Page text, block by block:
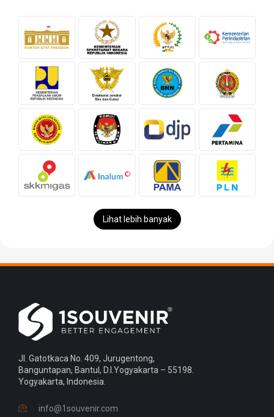
Lihat lebih banyak
Jl. Gatotkaca No. 409, Jurugentong,
Banguntapan, Bantul, D.I.Yogyakarta – 55198.
Yogyakarta, Indonesia.
info@1souvenir.com